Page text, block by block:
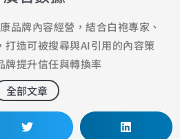
品牌內容經營，結合白袍專家、
打造可被搜尋與AI引用的內容策
牌提升信任與轉換率
全部文章